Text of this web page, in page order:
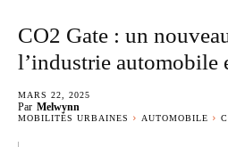
CO2 Gate : un
l’industrie automobile
MARS 22, 2025
Par Melwynn
MOBILITÉS URBAINES AUTOMOBILE